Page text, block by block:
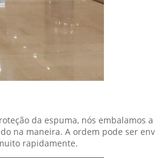
da espuma, nós embalamos
na maneira. A ordem pode ser
rapidamente.